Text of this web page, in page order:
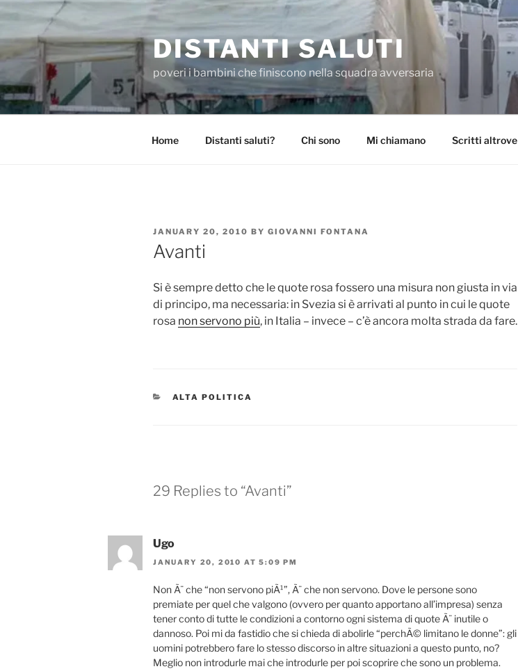
content
DISTANTI SALUTI
poveri i bambini che finiscono nella squadra avversaria
Home Distanti saluti? Chi sono Mi chiamano Scritti altrove
POSTED
ON
JANUARY 20, 2010 BY GIOVANNI FONTANA
Avanti
Si è sempre detto che le quote rosa fossero una misura non giusta in via
di principo, ma necessaria: in Svezia si è arrivati al punto in cui le quote
rosa non servono più, in Italia – invece – c’è ancora molta strada da fare.
CATEGORIES
ALTA POLITICA
29 Replies to “Avanti”
Ugo
JANUARY 20, 2010 AT 5:09 PM
Non Ã¨ che “non servono piÃ¹”, Ã¨ che non servono. Dove le persone sono
premiate per quel che valgono (ovvero per quanto apportano all’impresa) senza
tener conto di tutte le condizioni a contorno ogni sistema di quote Ã¨ inutile o
dannoso. Poi mi da fastidio che si chieda di abolirle “perchÃ© limitano le donne”: gli
uomini potrebbero fare lo stesso discorso in altre situazioni a questo punto, no?
Meglio non introdurle mai che introdurle per poi scoprire che sono un problema.